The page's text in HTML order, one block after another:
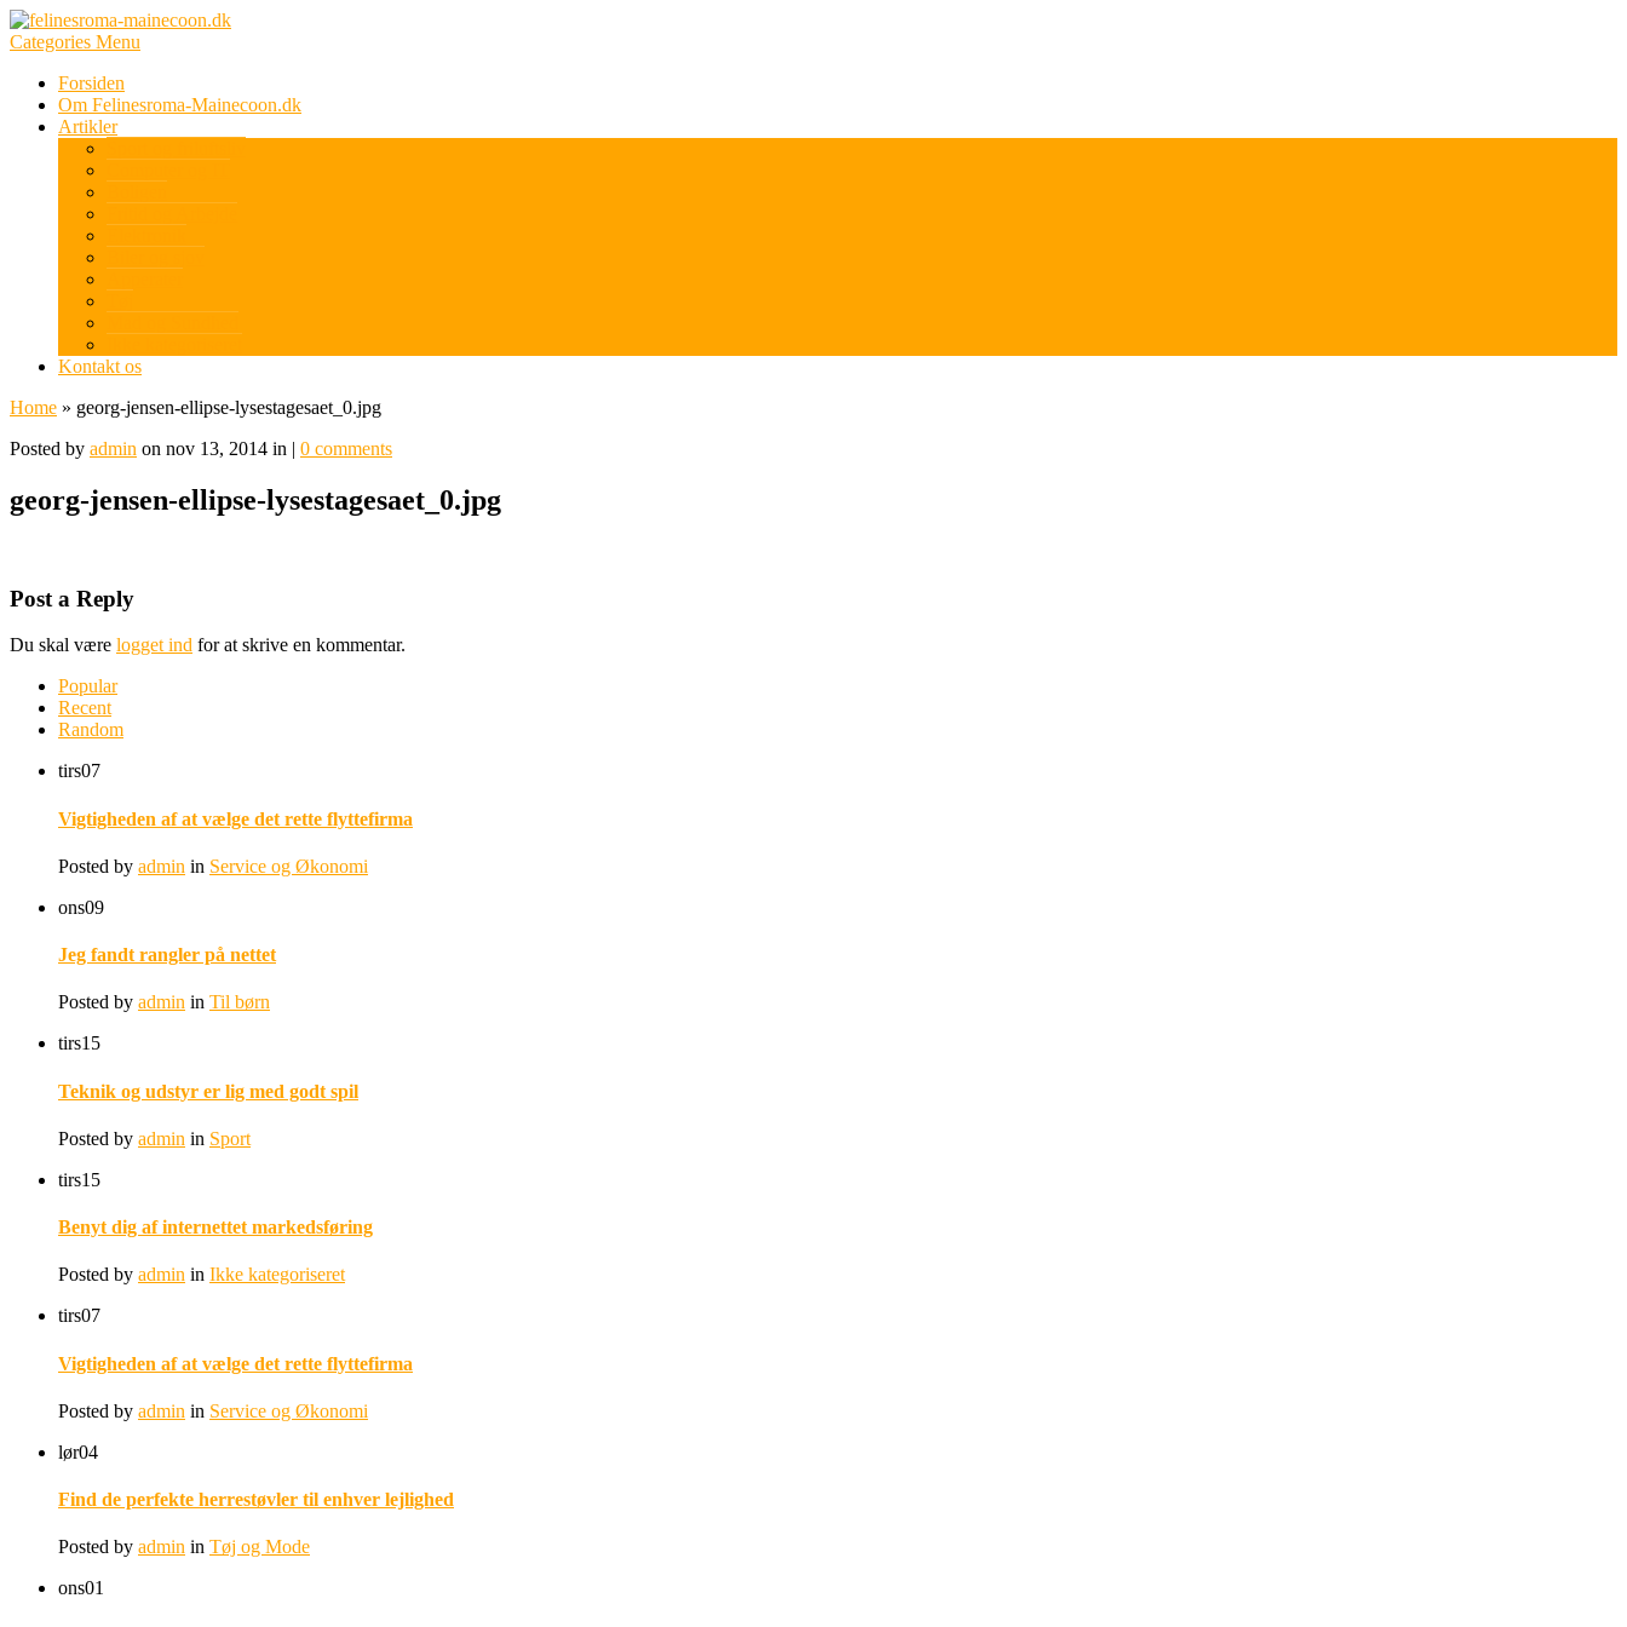
Categories Menu
Forsiden
Om Felinesroma-Mainecoon.dk
Artikler
Kontakt os
Home » georg-jensen-ellipse-lysestagesaet_0.jpg
Posted by admin on nov 13, 2014 in | 0 comments
georg-jensen-ellipse-lysestagesaet_0.jpg
Post a Reply
Du skal være logget ind for at skrive en kommentar.
Popular
Recent
Random
tirs07
Vigtigheden af at vælge det rette flyttefirma
Posted by admin in Service og Økonomi
ons09
Jeg fandt rangler på nettet
Posted by admin in Til børn
tirs15
Teknik og udstyr er lig med godt spil
Posted by admin in Sport
tirs15
Benyt dig af internettet markedsføring
Posted by admin in Ikke kategoriseret
tirs07
Vigtigheden af at vælge det rette flyttefirma
Posted by admin in Service og Økonomi
lør04
Find de perfekte herrestøvler til enhver lejlighed
Posted by admin in Tøj og Mode
ons01